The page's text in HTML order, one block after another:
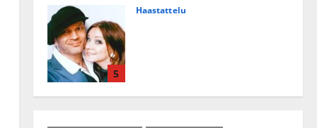
5
Haastattelu
Tanssiin.fi
Julkaistu: 27.4.2025 |